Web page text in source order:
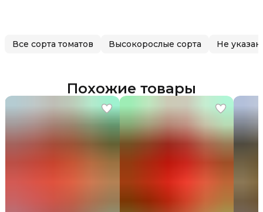
Все сорта томатов Высокорослые сорта Не
Похожие товары